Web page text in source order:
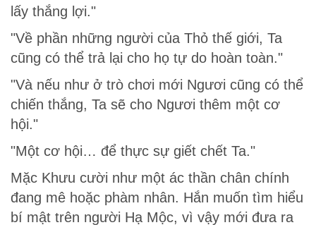
lấy thắng lợi."
"Về phần những người của Thỏ thế giới, Ta
cũng có thể trả lại cho họ tự do hoàn toàn."
"Và nếu như ở trò chơi mới Ngươi cũng có thể
chiến thắng, Ta sẽ cho Ngươi thêm một cơ
hội."
"Một cơ hội… để thực sự giết chết Ta."
Mặc Khưu cười như một ác thần chân chính
đang mê hoặc phàm nhân. Hắn muốn tìm hiểu
bí mật trên người Hạ Mộc, vì vậy mới đưa ra